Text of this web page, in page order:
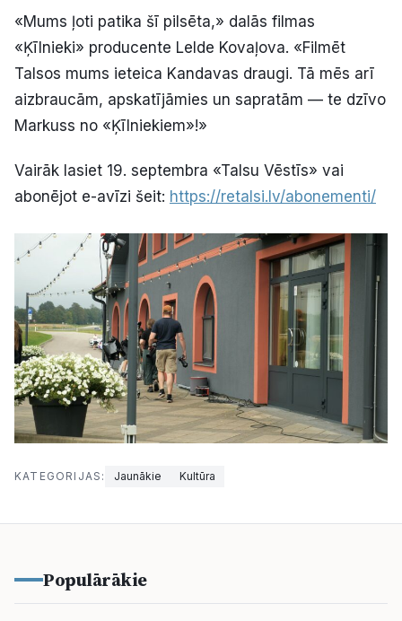
Facebook Instagram YouTube
E-avīze Abonē
«Mums ļoti patika šī pilsēta,» dalās filmas
«Ķīlnieki» producente Lelde Kovaļova. «Filmēt
Talsos mums ieteica Kandavas draugi. Tā mēs arī
aizbraucām, apskatījāmies un sapratām — te dzīvo
Markuss no «Ķīlniekiem»!»
Vairāk lasiet 19. septembra «Talsu Vēstīs» vai
abonējot e-avīzi šeit: https://retalsi.lv/abonementi/
KATEGORIJAS: Jaunākie Kultūra
Populārākie